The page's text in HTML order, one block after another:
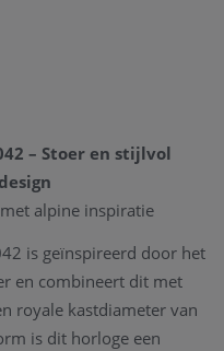
– Stoer en stijlvol
alpine inspiratie
is geïnspireerd door het
en combineert dit met
royale kastdiameter van
is dit horloge een